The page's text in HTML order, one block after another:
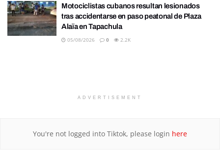
Motociclistas cubanos resultan lesionados
tras accidentarse en paso peatonal de Plaza
Alaïa en Tapachula
05/08/2026 0 2.2K
ADVERTISEMENT
You're not logged into Tiktok, please login here